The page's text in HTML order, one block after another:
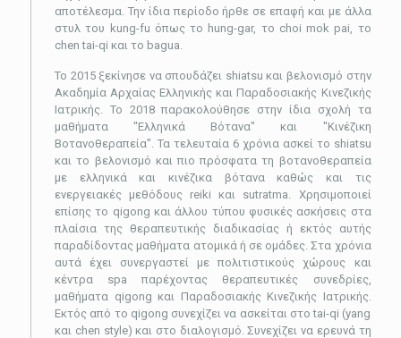
αποτέλεσμα. Την ίδια περίοδο ήρθε σε επαφή και με άλλα
στυλ του kung-fu όπως το hung-gar, το choi mok pai, το
chen tai-qi και το bagua.
Το 2015 ξεκίνησε να σπουδάζει shiatsu και βελονισμό στην
Ακαδημία Αρχαίας Ελληνικής και Παραδοσιακής Κινεζικής
Ιατρικής. Το 2018 παρακολούθησε στην ίδια σχολή τα
μαθήματα "Ελληνικά Βότανα" και "Κινέζικη
Βοτανοθεραπεία". Τα τελευταία 6 χρόνια ασκεί το shiatsu
και το βελονισμό και πιο πρόσφατα τη βοτανοθεραπεία
με ελληνικά και κινέζικα βότανα καθώς και τις
ενεργειακές μεθόδους reiki και sutratma. Χρησιμοποιεί
επίσης το qigong και άλλου τύπου φυσικές ασκήσεις στα
πλαίσια της θεραπευτικής διαδικασίας ή εκτός αυτής
παραδίδοντας μαθήματα ατομικά ή σε ομάδες. Στα χρόνια
αυτά έχει συνεργαστεί με πολιτιστικούς χώρους και
κέντρα spa παρέχοντας θεραπευτικές συνεδρίες,
μαθήματα qigong και Παραδοσιακής Κινεζικής Ιατρικής.
Εκτός από το qigong συνεχίζει να ασκείται στο tai-qi (yang
και chen style) και στο διαλογισμό. Συνεχίζει να ερευνά τη